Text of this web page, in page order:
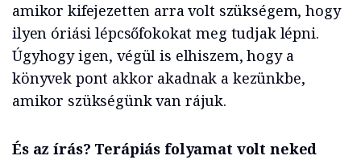
amikor kifejezetten arra volt szükségem, hogy
ilyen óriási lépcsőfokokat meg tudjak lépni.
Úgyhogy igen, végül is elhiszem, hogy a
könyvek pont akkor akadnak a kezünkbe,
amikor szükségünk van rájuk.
És az írás? Terápiás folyamat volt neked